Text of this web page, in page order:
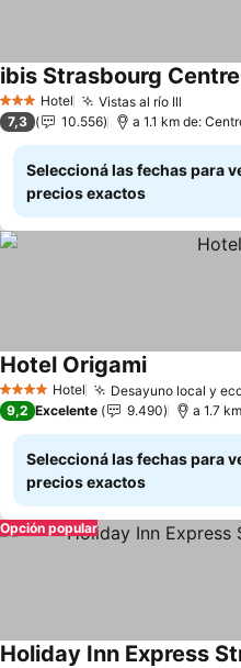
3 Estrellas
Hotel Vistas al río Ill
ibis Strasbourg
7,3 10.556 a 1.1 km de:
Seleccioná las fechas para
precios exactos
4 EstrellasHotel Desayuno local y
Hotel OrigamiVer precios
9,2 Excelente 9.490 a 1.7
Seleccioná las fechas para
precios exactos
Opción popular
Holiday Inn Express